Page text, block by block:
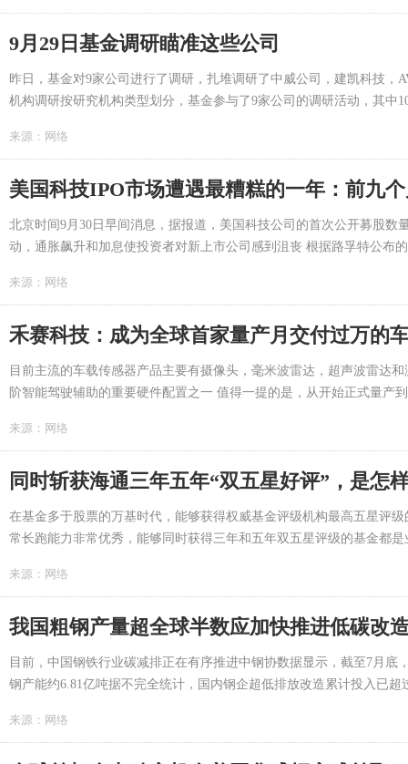
9月29日基金调研瞄准这些公司
昨日，基金对9家公司进行了调研，扎堆调研了中威公司，建凯科技，
机构调研按研究机构类型划分，基金参与了9家公司的调研活动，其中
来源： 网络
美国科技IPO市场遭遇最糟糕的一年：前九
北京时间9月30日早间消息，据报道，美国科技公司的首次公开募股数
动，通胀飙升和加息使投资者对新上市公司感到沮丧 根据路孚特公布
来源： 网络
禾赛科技：成为全球首家量产月交付过万的
目前主流的车载传感器产品主要有摄像头，毫米波雷达，超声波雷达
阶智能驾驶辅助的重要硬件配置之一 值得一提的是，从开始正式量产
来源： 网络
同时斩获海通三年五年“双五星好评”，是怎
在基金多于股票的万基时代，能够获得权威基金评级机构最高五星评
常长跑能力非常优秀，能够同时获得三年和五年双五星评级的基金都
来源： 网络
我国粗钢产量超全球半数应加快推进低碳改
目前，中国钢铁行业碳减排正在有序推进中钢协数据显示，截至7月底
钢产能约6.81亿吨据不完全统计，国内钢企超低排放改造累计投入已超
来源： 网络